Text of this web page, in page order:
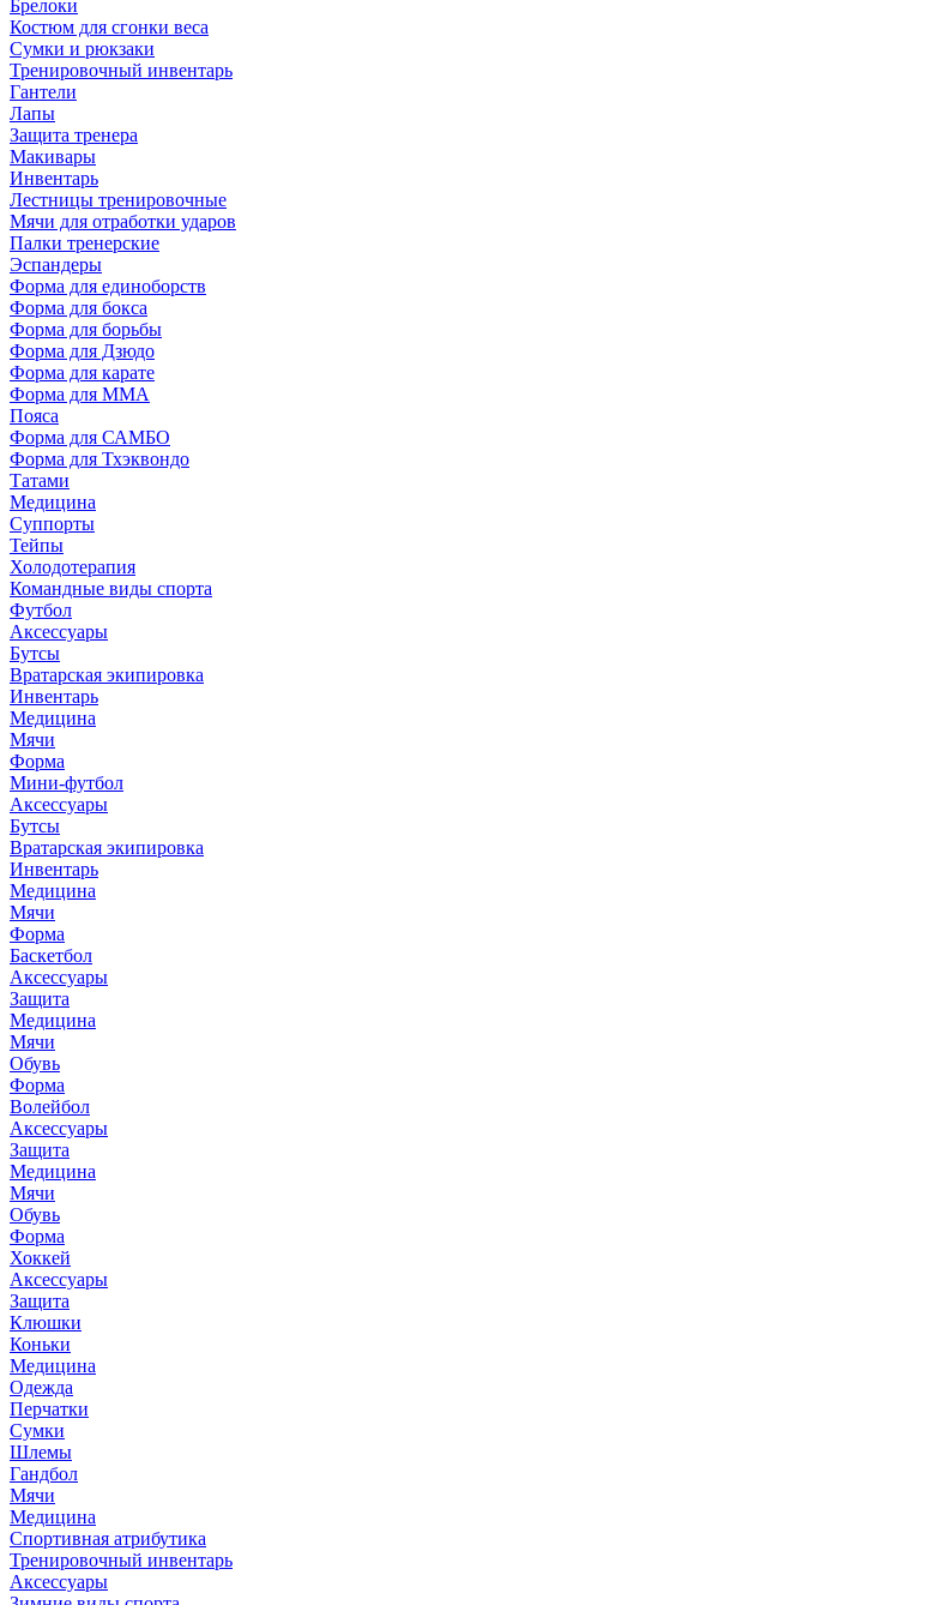
Брелоки
Костюм для сгонки веса
Сумки и рюкзаки
Тренировочный инвентарь
Гантели
Лапы
Защита тренера
Макивары
Инвентарь
Лестницы тренировочные
Мячи для отработки ударов
Палки тренерские
Эспандеры
Форма для единоборств
Форма для бокса
Форма для борьбы
Форма для Дзюдо
Форма для карате
Форма для MMA
Пояса
Форма для САМБО
Форма для Тхэквондо
Татами
Медицина
Суппорты
Тейпы
Холодотерапия
Командные виды спорта
Футбол
Аксессуары
Бутсы
Вратарская экипировка
Инвентарь
Медицина
Мячи
Форма
Мини-футбол
Аксессуары
Бутсы
Вратарская экипировка
Инвентарь
Медицина
Мячи
Форма
Баскетбол
Аксессуары
Защита
Медицина
Мячи
Обувь
Форма
Волейбол
Аксессуары
Защита
Медицина
Мячи
Обувь
Форма
Хоккей
Аксессуары
Защита
Клюшки
Коньки
Медицина
Одежда
Перчатки
Сумки
Шлемы
Гандбол
Мячи
Медицина
Спортивная атрибутика
Тренировочный инвентарь
Аксессуары